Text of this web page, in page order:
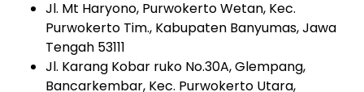
Jl. Mt Haryono, Purwokerto Wetan, Kec.
Purwokerto Tim., Kabupaten Banyumas, Jawa
Tengah 53111
Jl. Karang Kobar ruko No.30A, Glempang,
Bancarkembar, Kec. Purwokerto Utara,